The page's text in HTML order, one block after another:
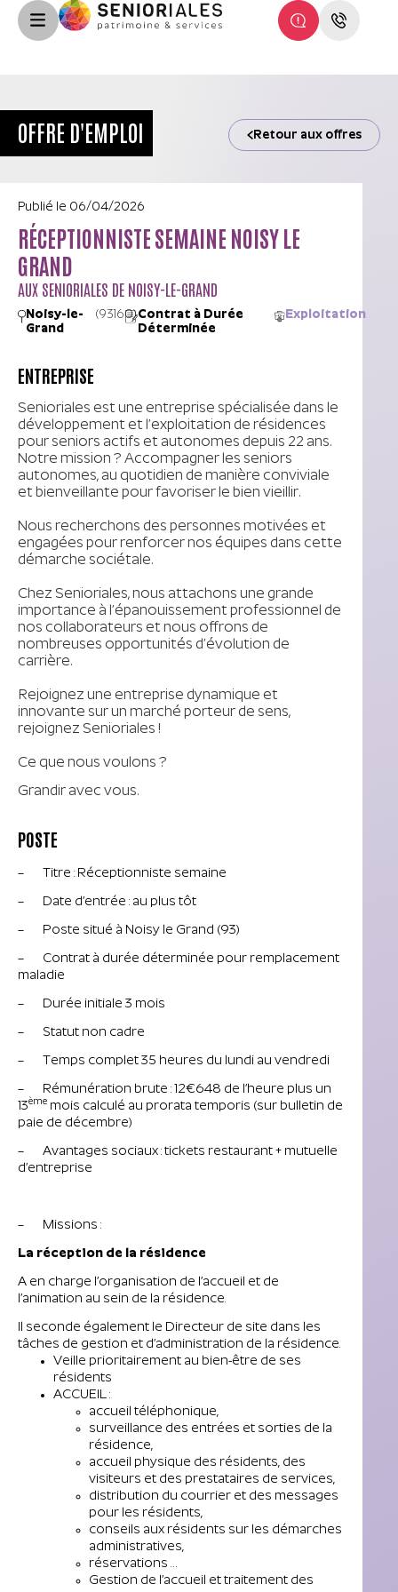
Retour aux offres
OFFRE D'EMPLOI
Publié le 06/04/2026
RÉCEPTIONNISTE SEMAINE NOISY LE
GRAND
AUX SENIORIALES DE NOISY-LE-GRAND
Noisy-le-
Grand
(93160) Contrat à Durée
Déterminée
Exploitation
ENTREPRISE
Senioriales est une entreprise spécialisée dans le
développement et l’exploitation de résidences
pour seniors actifs et autonomes depuis 22 ans.
Notre mission ? Accompagner les seniors
autonomes, au quotidien de manière conviviale
et bienveillante pour favoriser le bien vieillir.
Nous recherchons des personnes motivées et
engagées pour renforcer nos équipes dans cette
démarche sociétale.
Chez Senioriales, nous attachons une grande
importance à l’épanouissement professionnel de
nos collaborateurs et nous offrons de
nombreuses opportunités d’évolution de
carrière.
Rejoignez une entreprise dynamique et
innovante sur un marché porteur de sens,
rejoignez Senioriales !
Ce que nous voulons ?
Grandir avec vous.
POSTE
– Titre : Réceptionniste semaine
– Date d’entrée : au plus tôt
– Poste situé à Noisy le Grand (93)
– Contrat à durée déterminée pour remplacement
maladie
– Durée initiale 3 mois
– Statut non cadre
– Temps complet 35 heures du lundi au vendredi
– Rémunération brute : 12€648 de l’heure plus un
13ème mois calculé au prorata temporis (sur bulletin de
paie de décembre)
– Avantages sociaux : tickets restaurant + mutuelle
d’entreprise
– Missions :
La réception de la résidence
A en charge l’organisation de l’accueil et de
l’animation au sein de la résidence.
Il seconde également le Directeur de site dans les
tâches de gestion et d’administration de la résidence.
Veille prioritairement au bien-être de ses
résidents
ACCUEIL :
accueil téléphonique,
surveillance des entrées et sorties de la
résidence,
accueil physique des résidents, des
visiteurs et des prestataires de services,
distribution du courrier et des messages
pour les résidents,
conseils aux résidents sur les démarches
administratives,
réservations …
Gestion de l’accueil et traitement des